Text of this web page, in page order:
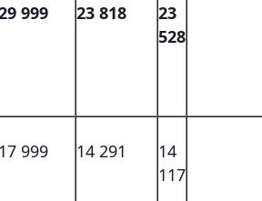
999 23 818
23
528
17 999 14 291
14
117